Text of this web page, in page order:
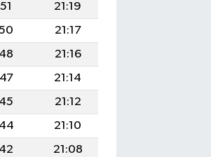
21:19
21:17
21:16
21:14
21:12
21:10
21:08